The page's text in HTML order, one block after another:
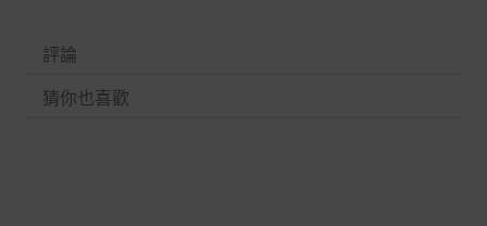
評論
猜你也喜歡